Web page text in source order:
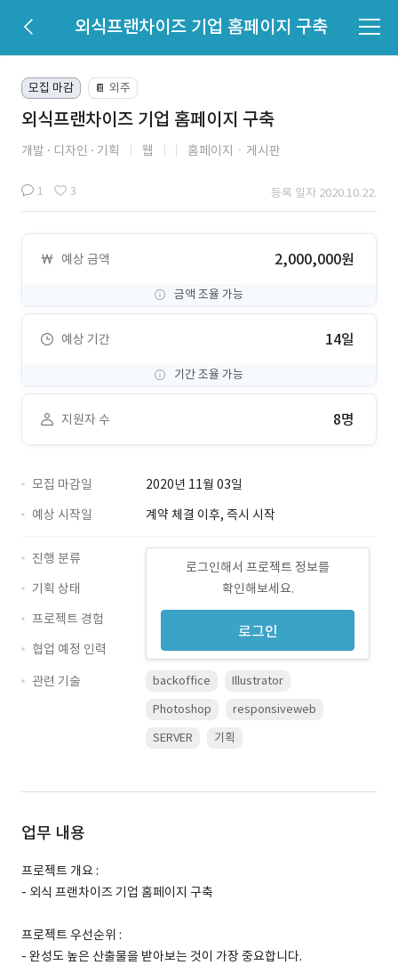
외식프랜차이즈 기업 홈페이지 구축
모집 마감 📔 외주
외식프랜차이즈 기업 홈페이지 구축
개발 디자인 기획 웹 홈페이지ㆍ게시판
1 3 등록 일자 2020.10.22.
예상 금액 2,000,000원
금액 조율 가능
예상 기간 14일
기간 조율 가능
지원자 수 8명
모집 마감일
2020년 11월 03일
예상 시작일
계약 체결 이후, 즉시 시작
로그인해서 프로젝트 정보를
확인해보세요.
로그인
진행 분류
기획 상태
프로젝트 경험
협업 예정 인력
관련 기술
backoffice
Illustrator
Photoshop
responsiveweb
SERVER
기획
업무 내용
프로젝트 개요 :
- 외식 프랜차이즈 기업 홈페이지 구축
프로젝트 우선순위 :
- 완성도 높은 산출물을 받아보는 것이 가장 중요합니다.